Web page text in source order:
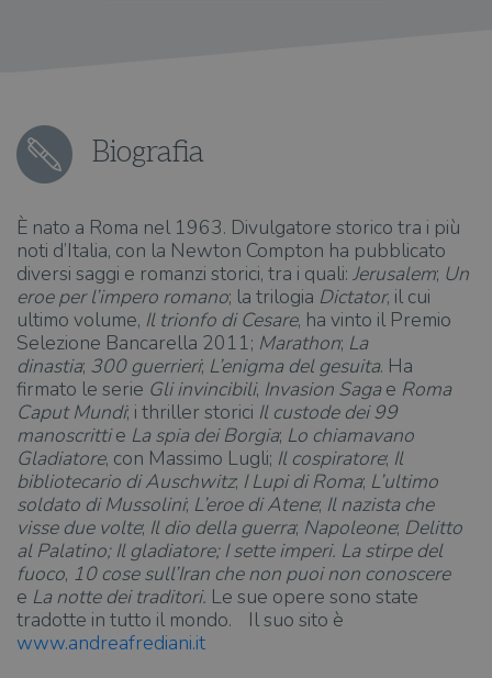
Biografia
È nato a Roma nel 1963. Divulgatore storico tra i più
noti d’Italia, con la Newton Compton ha pubblicato
diversi saggi e romanzi storici, tra i quali: Jerusalem; Un
eroe per l’impero romano; la trilogia Dictator, il cui
ultimo volume, Il trionfo di Cesare, ha vinto il Premio
Selezione Bancarella 2011; Marathon; La
dinastia; 300 guerrieri; L’enigma del gesuita. Ha
firmato le serie Gli invincibili, Invasion Sagae Roma
Caput Mundi; i thriller storici Il custode dei 99
manoscrittie La spia dei Borgia; Lo chiamavano
Gladiatore, con Massimo Lugli; Il cospiratore; Il
bibliotecario di Auschwitz; I Lupi di Roma; L’ultimo
soldato di Mussolini; L’eroe di Atene; Il nazista che
visse due volte; Il dio della guerra; Napoleone; Delitto
al Palatino; Il gladiatore; I sette imperi. La stirpe del
fuoco, 10 cose sull’Iran che non puoi non conoscere
e La notte dei traditori. Le sue opere sono state
tradotte in tutto il mondo. Il suo sito è
www.andreafrediani.it